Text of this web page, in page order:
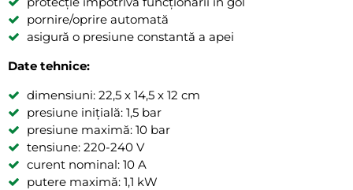
pornire/oprire automată
asigură o presiune constantă a apei
Date tehnice:
dimensiuni: 22,5 x 14,5 x 12 cm
presiune inițială: 1,5 bar
presiune maximă: 10 bar
tensiune: 220-240 V
curent nominal: 10 A
putere maximă: 1,1 kW